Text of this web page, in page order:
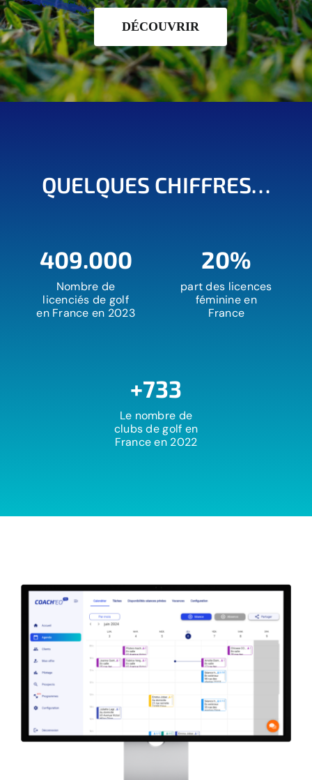
DÉCOUVRIR
QUELQUES CHIFFRES…
409.000
Nombre de
licenciés de golf
en Franceen 2023
20%
part des licences
féminine en
France
+733
Le nombre de
clubs de golf en
France en 2022